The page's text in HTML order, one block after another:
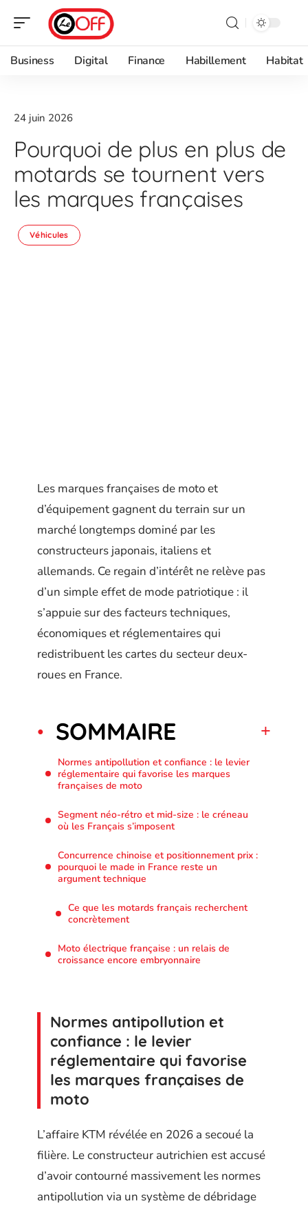
Business Digital Finance Habillement Habitat
24 juin 2026
Pourquoi de plus en plus de
motards se tournent vers
les marques françaises
Véhicules
Les marques françaises de moto et
d’équipement gagnent du terrain sur un
marché longtemps dominé par les
constructeurs japonais, italiens et
allemands. Ce regain d’intérêt ne relève pas
d’un simple effet de mode patriotique : il
s’appuie sur des facteurs techniques,
économiques et réglementaires qui
redistribuent les cartes du secteur deux-
roues en France.
SOMMAIRE
Normes antipollution et confiance : le levier
réglementaire qui favorise les marques
françaises de moto
Segment néo-rétro et mid-size : le créneau
où les Français s’imposent
Concurrence chinoise et positionnement prix :
pourquoi le made in France reste un
argument technique
Ce que les motards français recherchent
concrètement
Moto électrique française : un relais de
croissance encore embryonnaire
Normes antipollution et
confiance : le levier
réglementaire qui favorise
les marques françaises de
moto
L’affaire KTM révélée en 2026 a secoué la
filière. Le constructeur autrichien est accusé
d’avoir contourné massivement les normes
antipollution via un système de débridage